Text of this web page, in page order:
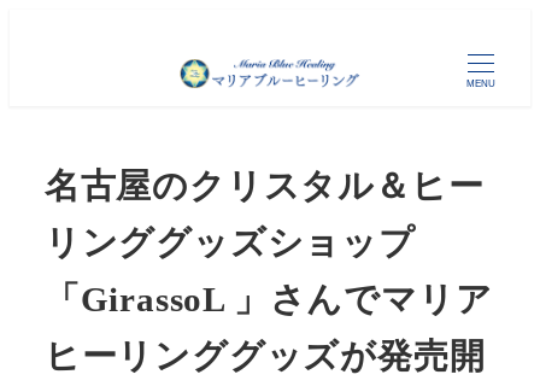
MENU
名古屋のクリスタル＆ヒー
リンググッズショップ
「GirassoL 」さんでマリア
ヒーリンググッズが発売開